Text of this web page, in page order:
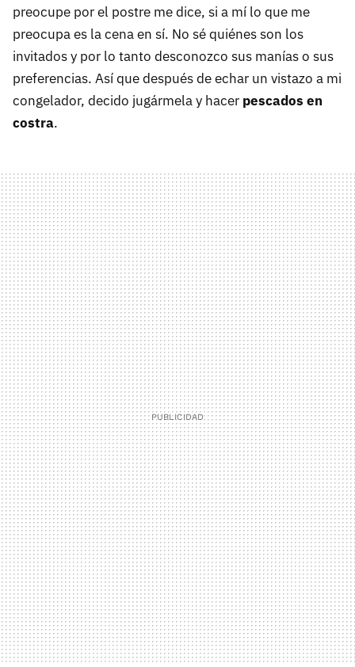
preocupe por el postre me dice, si a mí lo que me
preocupa es la cena en sí. No sé quiénes son los
invitados y por lo tanto desconozco sus manías o sus
preferencias. Así que después de echar un vistazo a mi
congelador, decido jugármela y hacer pescados en
costra.